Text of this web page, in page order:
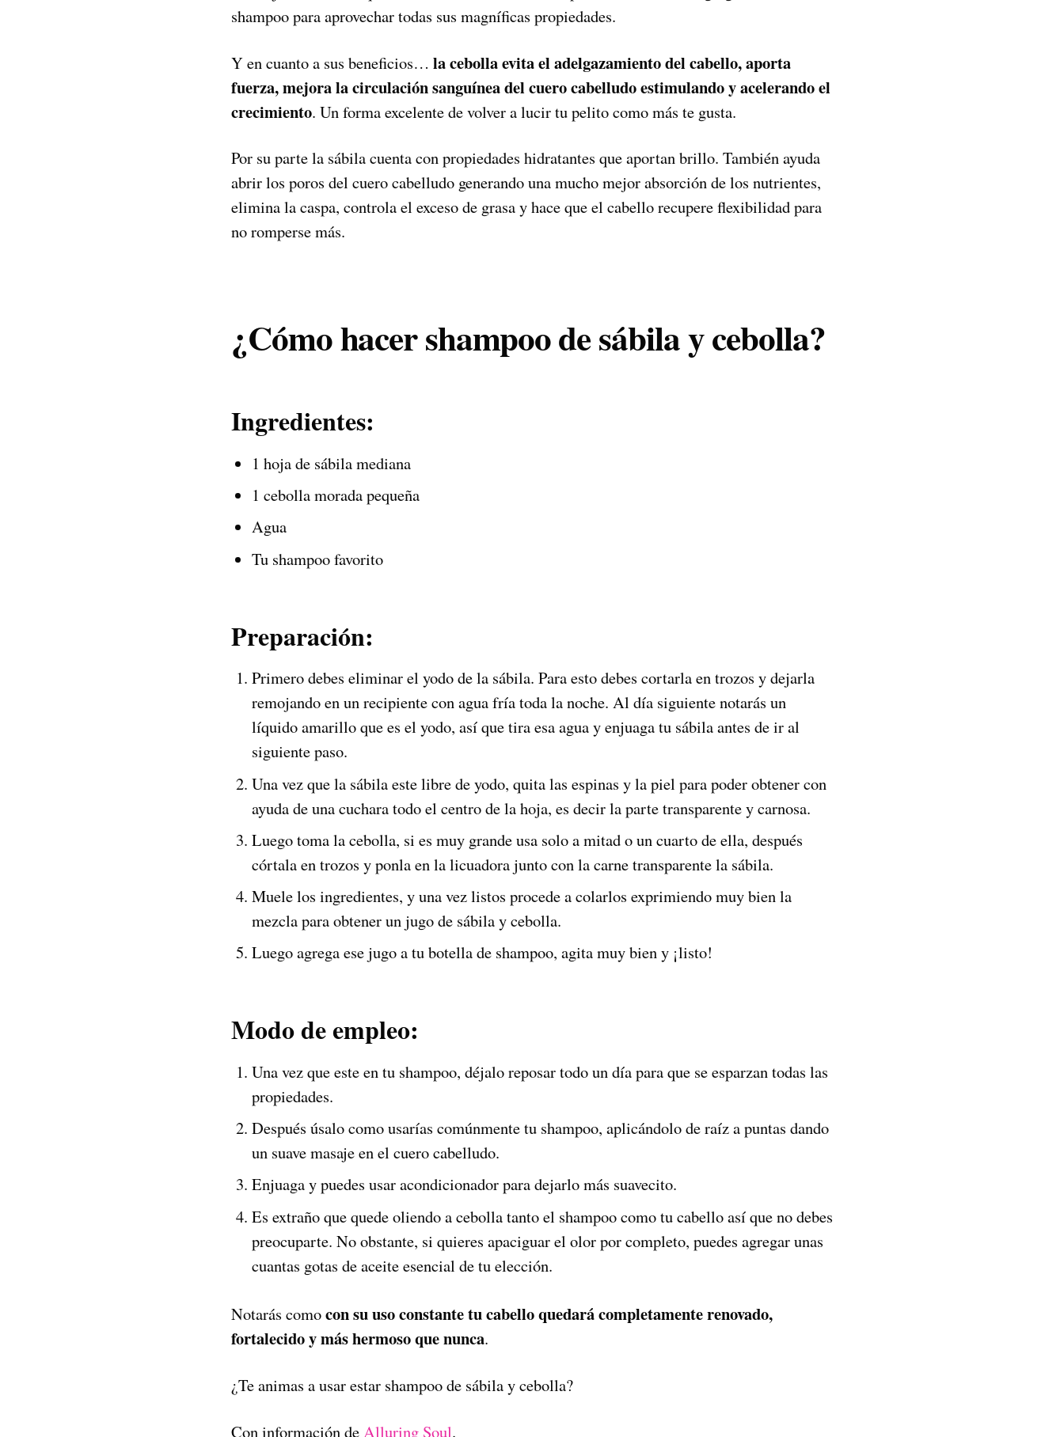
shampoo para aprovechar todas sus magníficas propiedades.
Y en cuanto a sus beneficios… la cebolla evita el adelgazamiento del cabello, aporta
fuerza, mejora la circulación sanguínea del cuero cabelludo estimulando y acelerando el
crecimiento. Un forma excelente de volver a lucir tu pelito como más te gusta.
Por su parte la sábila cuenta con propiedades hidratantes que aportan brillo. También ayuda
abrir los poros del cuero cabelludo generando una mucho mejor absorción de los nutrientes,
elimina la caspa, controla el exceso de grasa y hace que el cabello recupere flexibilidad para
no romperse más.
¿Cómo hacer shampoo de sábila y cebolla?
Ingredientes:
1 hoja de sábila mediana
1 cebolla morada pequeña
Agua
Tu shampoo favorito
Preparación:
Primero debes eliminar el yodo de la sábila. Para esto debes cortarla en trozos y dejarla
remojando en un recipiente con agua fría toda la noche. Al día siguiente notarás un
líquido amarillo que es el yodo, así que tira esa agua y enjuaga tu sábila antes de ir al
siguiente paso.
Una vez que la sábila este libre de yodo, quita las espinas y la piel para poder obtener con
ayuda de una cuchara todo el centro de la hoja, es decir la parte transparente y carnosa.
Luego toma la cebolla, si es muy grande usa solo a mitad o un cuarto de ella, después
córtala en trozos y ponla en la licuadora junto con la carne transparente la sábila.
Muele los ingredientes, y una vez listos procede a colarlos exprimiendo muy bien la
mezcla para obtener un jugo de sábila y cebolla.
Luego agrega ese jugo a tu botella de shampoo, agita muy bien y ¡listo!
Modo de empleo:
Una vez que este en tu shampoo, déjalo reposar todo un día para que se esparzan todas las
propiedades.
Después úsalo como usarías comúnmente tu shampoo, aplicándolo de raíz a puntas dando
un suave masaje en el cuero cabelludo.
Enjuaga y puedes usar acondicionador para dejarlo más suavecito.
Es extraño que quede oliendo a cebolla tanto el shampoo como tu cabello así que no debes
preocuparte. No obstante, si quieres apaciguar el olor por completo, puedes agregar unas
cuantas gotas de aceite esencial de tu elección.
Notarás comocon su uso constante tu cabello quedará completamente renovado,
fortalecido y más hermoso que nunca.
¿Te animas a usar estar shampoo de sábila y cebolla?
Con información de Alluring Soul.